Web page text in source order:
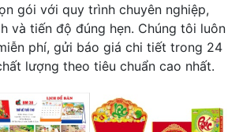
gói với quy trình chuyên nghiệp,
và tiến độ đúng hẹn. Chúng tôi luôn
phí, gửi báo giá chi tiết trong 24
lượng theo tiêu chuẩn cao nhất.